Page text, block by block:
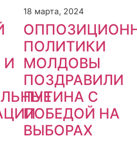
18 марта, 2024
И
ПОЛИТИКИ
МОЛДОВЫ
ПОЗДРАВИЛИ
ПУТИНА С
ПОБЕДОЙ НА
ВЫБОРАХ